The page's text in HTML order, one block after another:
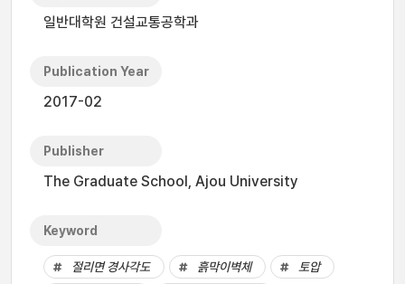
일반대학원 건설교통공학과
Publication Year
2017-02
Publisher
The Graduate School, Ajou University
Keyword
절리면 경사각도 흙막이벽체
토압